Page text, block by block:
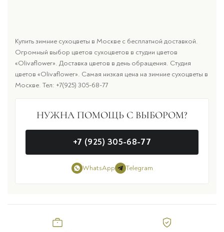
Купить зимние сухоцветы в Москве с бесплатной доставкой.
Огромный выбор цветов сухоцветов в студии цветов
«Olivaflower». Доставка цветов в день обращения. Студия
цветов «Olivaflower». Самая низкая цена на зимние сухоцветы в
Москве. Тел: +7(925) 305-68-77
НУЖНА ПОМОЩЬ С ВЫБОРОМ?
+7 (925) 305-68-77
WhatsApp Telegram